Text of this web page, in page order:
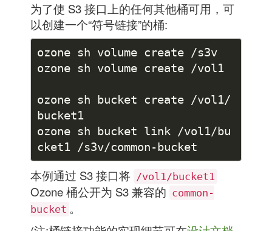
为了使 S3 接口上的任何其他桶可用，可
以创建一个“符号链接”的桶:
ozone sh volume create /s3v
ozone sh volume create /vol1
ozone sh bucket create /vol1/
bucket1
ozone sh bucket link /vol1/bu
本例通过 S3 接口将 /vol1/bucket1
Ozone 桶公开为 S3 兼容的 common-
bucket 。